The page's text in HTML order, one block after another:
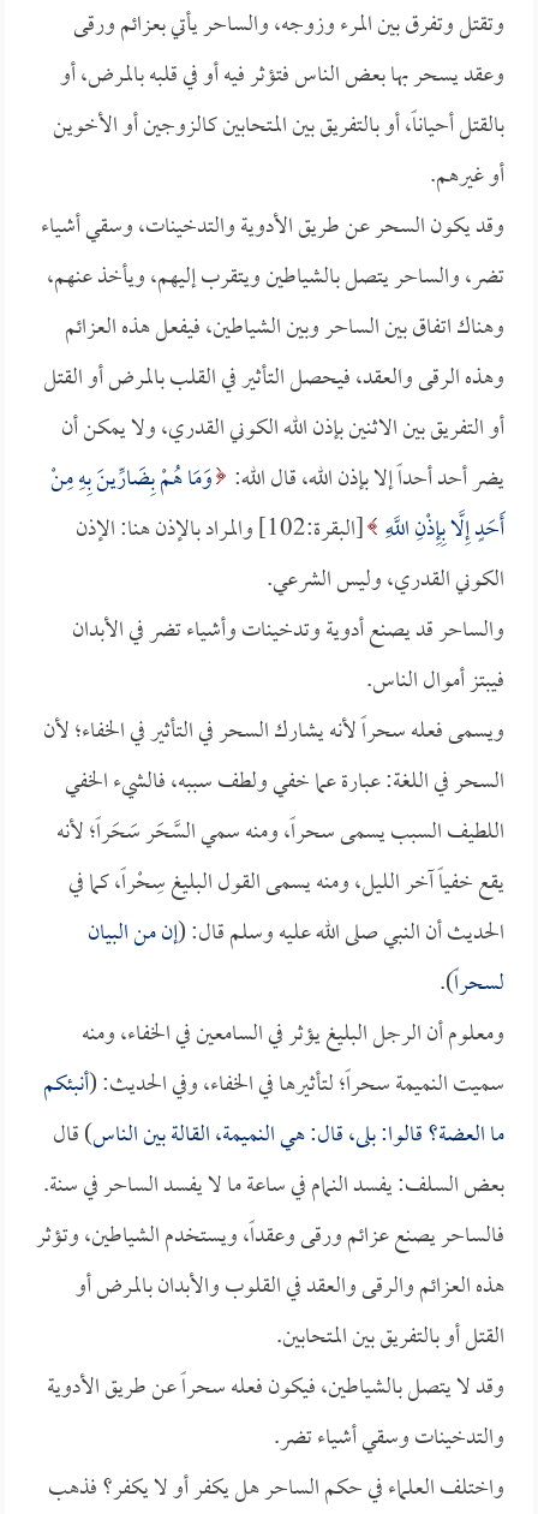
وتقتل وتفرق بين المرء وزوجه، والساحر يأتي بعزائم ورقى
وعقد يسحر بها بعض الناس فتؤثر فيه أو في قلبه بالمرض، أو
بالقتل أحياناً، أو بالتفريق بين المتحابين كالزوجين أو الأخوين
أو غيرهم.
وقد يكون السحر عن طريق الأدوية والتدخينات، وسقي أشياء
تضر، والساحر يتصل بالشياطين ويتقرب إليهم، ويأخذ عنهم،
وهناك اتفاق بين الساحر وبين الشياطين، فيفعل هذه العزائم
وهذه الرقى والعقد، فيحصل التأثير في القلب بالمرض أو القتل
أو التفريق بين الاثنين بإذن الله الكوني القدري، ولا يمكن أن
يضر أحد أحداً إلا بإذن الله، قال الله: وَمَا هُمْ بِضَارِّينَ بِهِ مِنْ
أَحَدٍ إِلَّا بِإِذْنِ اللَّهِ
[البقرة:102] والمراد بالإذن هنا: الإذن
الكوني القدري، وليس الشرعي.
والساحر قد يصنع أدوية وتدخينات وأشياء تضر في الأبدان
فيبتز أموال الناس.
ويسمى فعله سحراً لأنه يشارك السحر في التأثير في الخفاء؛ لأن
السحر في اللغة: عبارة عما خفي ولطف سببه، فالشيء الخفي
اللطيف السبب يسمى سحراً، ومنه سمي السَّحَر سَحَراً؛ لأنه
يقع خفياً آخر الليل، ومنه يسمى القول البليغ سِحْراً، كما في
الحديث أن النبي صلى الله عليه وسلم قال: (إن من البيان
لسحراً).
ومعلوم أن الرجل البليغ يؤثر في السامعين في الخفاء، ومنه
سميت النميمة سحراً؛ لتأثيرها في الخفاء، وفي الحديث: (أنبئكم
ما العضة؟ قالوا: بلى، قال: هي النميمة، القالة بين الناس) قال
بعض السلف: يفسد النمام في ساعة ما لا يفسد الساحر في سنة.
فالساحر يصنع عزائم ورقى وعقداً، ويستخدم الشياطين، وتؤثر
هذه العزائم والرقى والعقد في القلوب والأبدان بالمرض أو
القتل أو بالتفريق بين المتحابين.
وقد لا يتصل بالشياطين، فيكون فعله سحراً عن طريق الأدوية
والتدخينات وسقي أشياء تضر.
واختلف العلماء في حكم الساحر هل يكفر أو لا يكفر؟ فذهب